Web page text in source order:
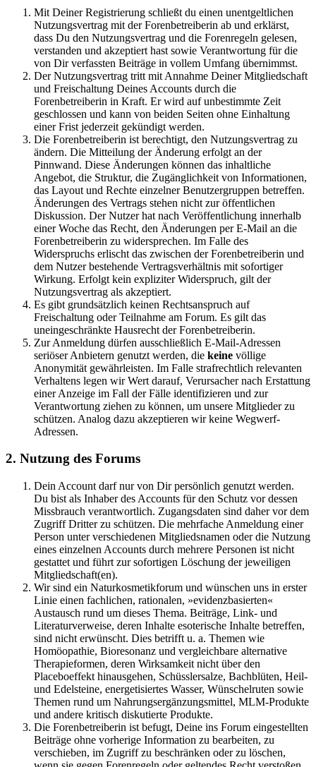
Mit Deiner Registrierung schließt du einen unentgeltlichen
Nutzungsvertrag mit der Forenbetreiberin ab und erklärst,
dass Du den Nutzungsvertrag und die Forenregeln gelesen,
verstanden und akzeptiert hast sowie Verantwortung für die
von Dir verfassten Beiträge in vollem Umfang übernimmst.
Der Nutzungsvertrag tritt mit Annahme Deiner Mitgliedschaft
und Freischaltung Deines Accounts durch die
Forenbetreiberin in Kraft. Er wird auf unbestimmte Zeit
geschlossen und kann von beiden Seiten ohne Einhaltung
einer Frist jederzeit gekündigt werden.
Die Forenbetreiberin ist berechtigt, den Nutzungsvertrag zu
ändern. Die Mitteilung der Änderung erfolgt an der
Pinnwand. Diese Änderungen können das inhaltliche
Angebot, die Struktur, die Zugänglichkeit von Informationen,
das Layout und Rechte einzelner Benutzergruppen betreffen.
Änderungen des Vertrags stehen nicht zur öffentlichen
Diskussion. Der Nutzer hat nach Veröffentlichung innerhalb
einer Woche das Recht, den Änderungen per E-Mail an die
Forenbetreiberin zu widersprechen. Im Falle des
Widerspruchs erlischt das zwischen der Forenbetreiberin und
dem Nutzer bestehende Vertragsverhältnis mit sofortiger
Wirkung. Erfolgt kein expliziter Widerspruch, gilt der
Nutzungsvertrag als akzeptiert.
Es gibt grundsätzlich keinen Rechtsanspruch auf
Freischaltung oder Teilnahme am Forum. Es gilt das
uneingeschränkte Hausrecht der Forenbetreiberin.
Zur Anmeldung dürfen ausschließlich E-Mail-Adressen
seriöser Anbietern genutzt werden, die keine völlige
Anonymität gewährleisten. Im Falle strafrechtlich relevanten
Verhaltens legen wir Wert darauf, Verursacher nach Erstattung
einer Anzeige im Fall der Fälle identifizieren und zur
Verantwortung ziehen zu können, um unsere Mitglieder zu
schützen. Analog dazu akzeptieren wir keine Wegwerf-
Adressen.
2. Nutzung des Forums
Dein Account darf nur von Dir persönlich genutzt werden.
Du bist als Inhaber des Accounts für den Schutz vor dessen
Missbrauch verantwortlich. Zugangsdaten sind daher vor dem
Zugriff Dritter zu schützen. Die mehrfache Anmeldung einer
Person unter verschiedenen Mitgliedsnamen oder die Nutzung
eines einzelnen Accounts durch mehrere Personen ist nicht
gestattet und führt zur sofortigen Löschung der jeweiligen
Mitgliedschaft(en).
Wir sind ein Naturkosmetikforum und wünschen uns in erster
Linie einen fachlichen, rationalen, »evidenzbasierten«
Austausch rund um dieses Thema. Beiträge, Link- und
Literaturverweise, deren Inhalte esoterische Inhalte betreffen,
sind nicht erwünscht. Dies betrifft u. a. Themen wie
Homöopathie, Bioresonanz und vergleichbare alternative
Therapieformen, deren Wirksamkeit nicht über den
Placeboeffekt hinausgehen, Schüsslersalze, Bachblüten, Heil-
und Edelsteine, energetisiertes Wasser, Wünschelruten sowie
Themen rund um Nahrungsergänzungsmittel, MLM-Produkte
und andere kritisch diskutierte Produkte.
Die Forenbetreiberin ist befugt, Deine ins Forum eingestellten
Beiträge ohne vorherige Information zu bearbeiten, zu
verschieben, im Zugriff zu beschränken oder zu löschen,